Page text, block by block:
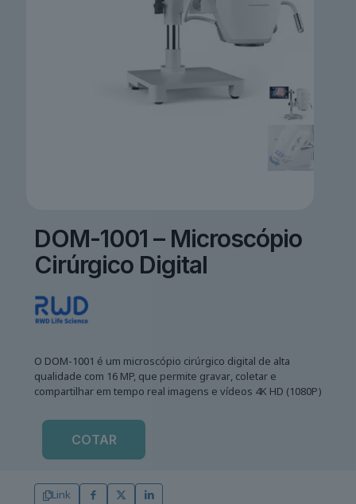
DOM-1001 – Microscópio
Cirúrgico Digital
O DOM-1001 é um microscópio cirúrgico digital de alta
qualidade com 16 MP, que permite gravar, coletar e
compartilhar em tempo real imagens e vídeos 4K HD (1080P)
COTAR
Link